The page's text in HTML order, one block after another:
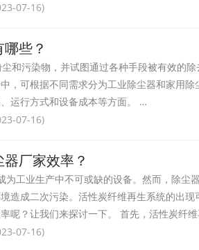
07-16)
些？
和污染物，并试图通过各种手段被有效的除
，可根据不同需求分为工业除尘器和家用除
运行方式和设备成本等方面。 …
07-16)
厂家效率？
工业生产中不可或缺的设备。然而，除尘
造成二次污染。活性炭纤维再生系统的出现
呢？让我们来探讨一下。 首先，活性炭纤
07-16)